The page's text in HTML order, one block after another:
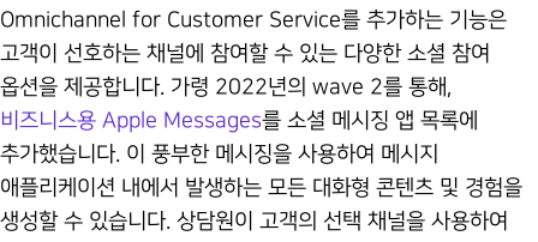
Omnichannel for Customer Service를 추가하는 기능은
고객이 선호하는 채널에 참여할 수 있는 다양한 소셜 참여
옵션을 제공합니다. 가령 2022년의 wave 2를 통해,
비즈니스용 Apple Messages를 소셜 메시징 앱 목록에
추가했습니다. 이 풍부한 메시징을 사용하여 메시지
애플리케이션 내에서 발생하는 모든 대화형 콘텐츠 및 경험을
생성할 수 있습니다. 상담원이 고객의 선택 채널을 사용하여